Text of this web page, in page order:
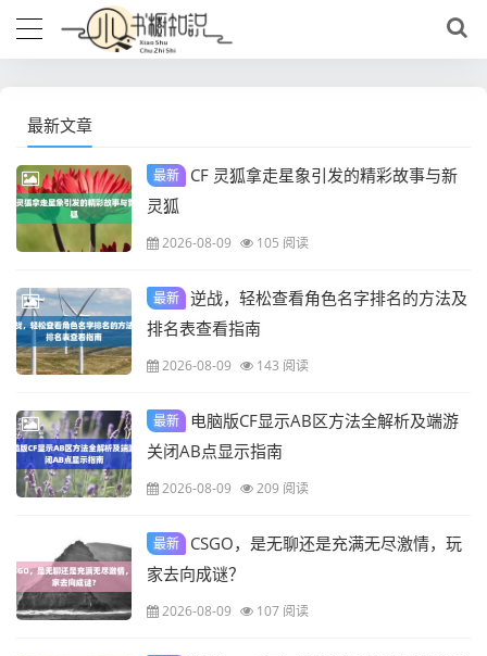
最新文章
最新
CF 灵狐拿走星象引发的精彩故事与新
灵狐
2026-08-09 105 阅读
最新 逆战，轻松查看角色名字排名的方法及
排名表查看指南
2026-08-09 143 阅读
最新
电脑版CF显示AB区方法全解析及端游
关闭AB点显示指南
2026-08-09 209 阅读
最新
CSGO，是无聊还是充满无尽激情，玩
家去向成谜？
2026-08-09 107 阅读